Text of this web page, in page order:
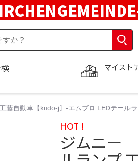
マイスト
自動車【kudo-j】-エムブロ LEDテール
HOT !
ジムニー